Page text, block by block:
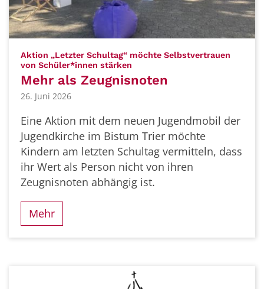
Aktion „Letzter Schultag“ möchte Selbstvertrauen
von Schüler*innen stärken
Mehr als Zeugnisnoten
26. Juni 2026
Eine Aktion mit dem neuen Jugendmobil der
Jugendkirche im Bistum Trier möchte
Kindern am letzten Schultag vermitteln, dass
ihr Wert als Person nicht von ihren
Zeugnisnoten abhängig ist.
Mehr